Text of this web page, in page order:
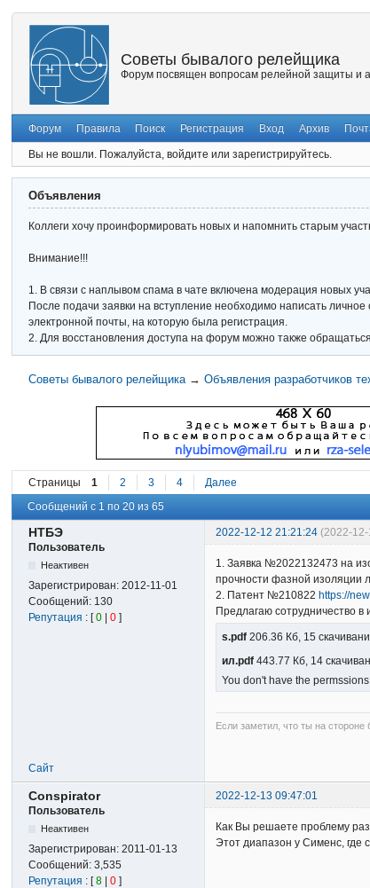
Советы бывалого релейщика
Форум посвящен вопросам релейной защиты и
Форум Правила Поиск Регистрация Вход Архив
Вы не вошли. Пожалуйста, войдите или зарегистрируйтесь.
Объявления
Коллеги хочу проинформировать новых и напомнить старым
Внимание!!!
1. В связи с наплывом спама в чате включена модерация новых
После подачи заявки на вступление необходимо написать
электронной почты, на которую была регистрация.
2. Для восстановления доступа на форум можно также
Советы бывалого релейщика → Объявления разработчиков
Страницы 1 2 3 4 Далее
Сообщений с 1 по 20 из 65
НТБЭ 2022-12-12 21:21:24 (2022-
Пользователь
Неактивен
Зарегистрирован:2012-11-01
Сообщений: 130
Репутация : [0 |0 ]
1. Заявка №2022132473 на
прочности фазной изоляции
2. Патент №210822 https://
Предлагаю сотрудничество в
s.pdf 206.36 Кб, 15
ил.pdf 443.77 Кб, 14
You don't have the
Если заметил, что ты на
Сайт
Conspirator
2022-12-13 09:47:01
Пользователь
Неактивен
Зарегистрирован:2011-01-13
Сообщений:3,535
Репутация : [8 |0 ]
Как Вы решаете проблему
Этот диапазон у Сименс,